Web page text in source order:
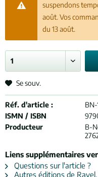
suspendons
août. Vos
du 13 août.
Se souv.
Réf. d'article :
ISMN / ISBN
Producteur
B-
Liens supplémentaires
Questions sur l'article ?
Autres éditions de Ravel,